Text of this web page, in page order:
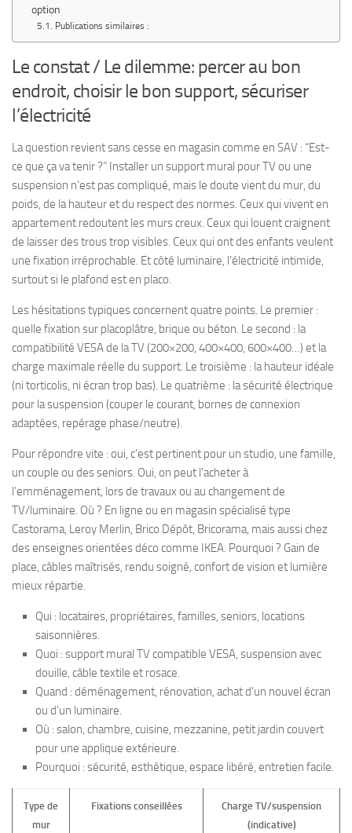
option
Publications similaires :
Le constat / Le dilemme: percer au bon
endroit, choisir le bon support, sécuriser
l’électricité
La question revient sans cesse en magasin comme en SAV : “Est-
ce que ça va tenir ?” Installer un support mural pour TV ou une
suspension n’est pas compliqué, mais le doute vient du mur, du
poids, de la hauteur et du respect des normes. Ceux qui vivent en
appartement redoutent les murs creux. Ceux qui louent craignent
de laisser des trous trop visibles. Ceux qui ont des enfants veulent
une fixation irréprochable. Et côté luminaire, l’électricité intimide,
surtout si le plafond est en placo.
Les hésitations typiques concernent quatre points. Le premier :
quelle fixation sur placoplâtre, brique ou béton. Le second : la
compatibilité VESA de la TV (200×200, 400×400, 600×400…) et la
charge maximale réelle du support. Le troisième : la hauteur idéale
(ni torticolis, ni écran trop bas). Le quatrième : la sécurité électrique
pour la suspension (couper le courant, bornes de connexion
adaptées, repérage phase/neutre).
Pour répondre vite : oui, c’est pertinent pour un studio, une famille,
un couple ou des seniors. Oui, on peut l’acheter à
l’emménagement, lors de travaux ou au changement de
TV/luminaire. Où ? En ligne ou en magasin spécialisé type
Castorama, Leroy Merlin, Brico Dépôt, Bricorama, mais aussi chez
des enseignes orientées déco comme IKEA. Pourquoi ? Gain de
place, câbles maîtrisés, rendu soigné, confort de vision et lumière
mieux répartie.
Qui : locataires, propriétaires, familles, seniors, locations
saisonnières.
Quoi : support mural TV compatible VESA, suspension avec
douille, câble textile et rosace.
Quand : déménagement, rénovation, achat d’un nouvel écran
ou d’un luminaire.
Où : salon, chambre, cuisine, mezzanine, petit jardin couvert
pour une applique extérieure.
Pourquoi : sécurité, esthétique, espace libéré, entretien facile.
Type de
mur
Fixations conseillées
Charge TV/suspension
(indicative)